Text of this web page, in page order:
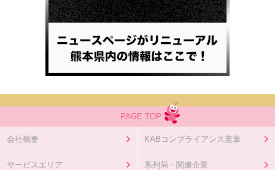
PAGE TOP
会社概要 KABコンプライアンス憲章
サービスエリア 系列局・関連企業